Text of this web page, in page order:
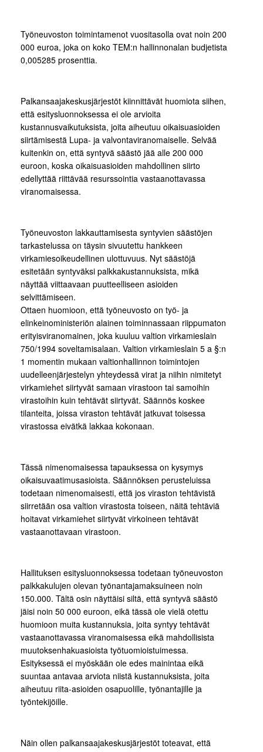
Työneuvoston toimintamenot vuositasolla ovat noin 200
000 euroa, joka on koko TEM:n hallinnonalan budjetista
0,005285 prosenttia.
Palkansaajakeskusjärjestöt kiinnittävät huomiota siihen,
että esitysluonnoksessa ei ole arvioita
kustannusvaikutuksista, joita aiheutuu oikaisuasioiden
siirtämisestä Lupa- ja valvontaviranomaiselle. Selvää
kuitenkin on, että syntyvä säästö jää alle 200 000
euroon, koska oikaisuasioiden mahdollinen siirto
edellyttää riittävää resurssointia vastaanottavassa
viranomaisessa.
Työneuvoston lakkauttamisesta syntyvien säästöjen
tarkastelussa on täysin sivuutettu hankkeen
virkamiesoikeudellinen ulottuvuus. Nyt säästöjä
esitetään syntyväksi palkkakustannuksista, mikä
näyttää viittaavaan puutteelliseen asioiden
selvittämiseen.
Ottaen huomioon, että työneuvosto on työ- ja
elinkeinoministeriön alainen toiminnassaan riippumaton
erityisviranomainen, joka kuuluu valtion virkamieslain
750/1994 soveltamisalaan. Valtion virkamieslain 5 a §:n
1 momentin mukaan valtionhallinnon toimintojen
uudelleenjärjestelyn yhteydessä virat ja niihin nimitetyt
virkamiehet siirtyvät samaan virastoon tai samoihin
virastoihin kuin tehtävät siirtyvät. Säännös koskee
tilanteita, joissa viraston tehtävät jatkuvat toisessa
virastossa eivätkä lakkaa kokonaan.
Tässä nimenomaisessa tapauksessa on kysymys
oikaisuvaatimusasioista. Säännöksen perusteluissa
todetaan nimenomaisesti, että jos viraston tehtävistä
siirretään osa valtion virastosta toiseen, näitä tehtäviä
hoitavat virkamiehet siirtyvät virkoineen tehtävät
vastaanottavaan virastoon.
Hallituksen esitysluonnoksessa todetaan työneuvoston
palkkakulujen olevan työnantajamaksuineen noin
150.000. Tältä osin näyttäisi siltä, että syntyvä säästö
jäisi noin 50 000 euroon, eikä tässä ole vielä otettu
huomioon muita kustannuksia, joita syntyy tehtävät
vastaanottavassa viranomaisessa eikä mahdollisista
muutoksenhakuasioista työtuomioistuimessa.
Esityksessä ei myöskään ole edes mainintaa eikä
suuntaa antavaa arviota niistä kustannuksista, joita
aiheutuu riita-asioiden osapuolille, työnantajille ja
työntekijöille.
Näin ollen palkansaajakeskusjärjestöt toteavat, että